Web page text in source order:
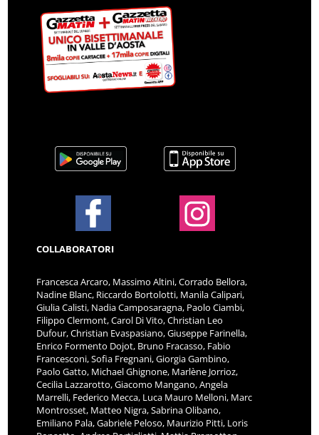
COLLABORATORI
Francesca Arcaro, Massimo Altini, Corrado Bellora,
Nadine Blanc, Riccardo Bortolotti, Manila Calipari,
Giulia Calisti, Nadia Camposaragna, Paolo Ciambi,
Filippo Clermont, Carol Di Vito, Christian Leo
Dufour, Christian Evaspasiano, Giuseppe Farinella,
Enrico Formento Dojot, Bruno Fracasso, Fabio
Francesconi, Sofia Fregnani, Giorgia Gambino,
Paolo Gatto, Michael Ghignone, Marlène Jorrioz,
Cecilia Lazzarotto, Giacomo Mangano, Angela
Marrelli, Federico Mecca, Luca Mauro Melloni, Marc
Montrosset, Matteo Nigra, Sabrina Olibano,
Emiliano Pala, Gabriele Peloso, Maurizio Pitti, Loris